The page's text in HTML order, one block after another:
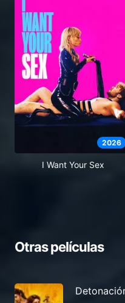
2026
I Want Your Sex
Otras películas